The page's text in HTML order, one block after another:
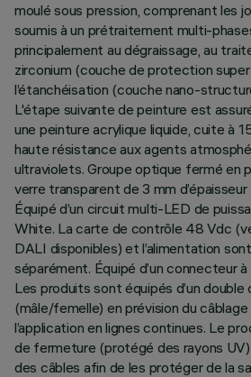
moulé sous pression, comprenant les
soumis à un prétraitement multi-
principalement au dégraissage, au
zirconium (couche de protection
l’étanchéisation (couche nano-
L'étape suivante de peinture est
une peinture acrylique liquide, cuite à
haute résistance aux agents
ultraviolets. Groupe optique fermé en
verre transparent de 3 mm
Équipé d’un circuit multi-LED de
White. La carte de contrôle 48 Vdc
DALI disponibles) et l’alimentation
séparément. Équipé d’un connecteur
Les produits sont équipés d’un
(mâle/femelle) en prévision du
l’application en lignes continues. Le
de fermeture (protégé des rayons
des câbles afin de les protéger de la